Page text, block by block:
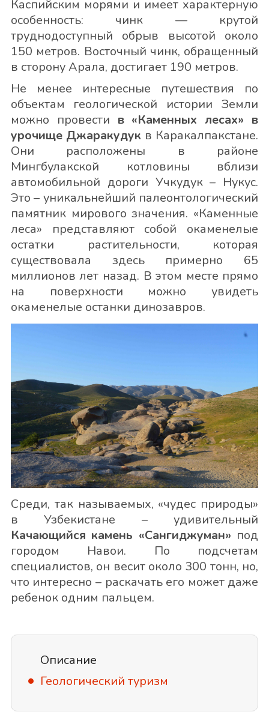
Каспийским морями и имеет характерную
особенность: чинк — крутой
труднодоступный обрыв высотой около
150 метров. Восточный чинк, обращенный
в сторону Арала, достигает 190 метров.
Не менее интересные путешествия по
объектам геологической истории Земли
можно провести в «Каменных лесах» в
урочище Джаракудук в Каракалпакстане.
Они расположены в районе
Мингбулакской котловины вблизи
автомобильной дороги Учкудук – Нукус.
Это – уникальнейший палеонтологический
памятник мирового значения. «Каменные
леса» представляют собой окаменелые
остатки растительности, которая
существовала здесь примерно 65
миллионов лет назад. В этом месте прямо
на поверхности можно увидеть
окаменелые останки динозавров.
Среди, так называемых, «чудес природы»
в Узбекистане – удивительный
Качающийся камень «Сангиджуман» под
городом Навои. По подсчетам
специалистов, он весит около 300 тонн, но,
что интересно – раскачать его может даже
ребенок одним пальцем.
Описание
Геологический туризм